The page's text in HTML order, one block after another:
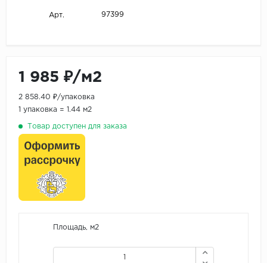
Арт. 97399
1 985 ₽/м2
2 858.40 ₽/упаковка
1 упаковка = 1.44 м2
Товар доступен для заказа
Площадь, м2